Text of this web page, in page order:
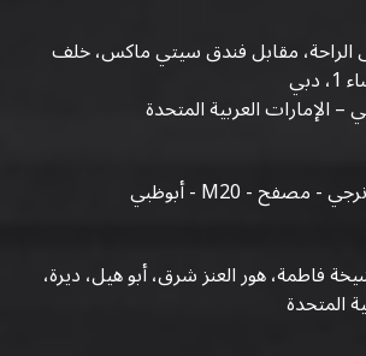
18، مبنى الراحة، مقابل فندق سيتي ماكس، خلف
الشيخة فاطمة، هور العنز شرق، أبو هيل، ديرة،
المتحدة